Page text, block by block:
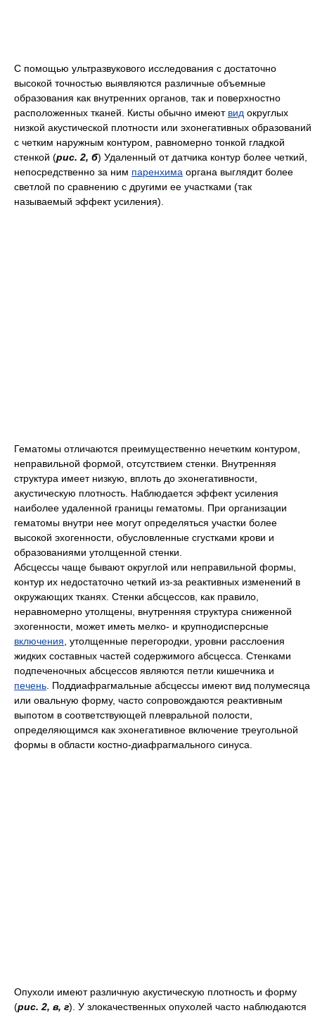
С помощью ультразвукового исследования с достаточно
высокой точностью выявляются различные объемные
образования как внутренних органов, так и поверхностно
расположенных тканей. Кисты обычно имеют вид округлых
низкой акустической плотности или эхонегативных образований
с четким наружным контуром, равномерно тонкой гладкой
стенкой (рис. 2, б) Удаленный от датчика контур более четкий,
непосредственно за ним паренхима органа выглядит более
светлой по сравнению с другими ее участками (так
называемый эффект усиления).
Гематомы отличаются преимущественно нечетким контуром,
неправильной формой, отсутствием стенки. Внутренняя
структура имеет низкую, вплоть до эхонегативности,
акустическую плотность. Наблюдается эффект усиления
наиболее удаленной границы гематомы. При организации
гематомы внутри нее могут определяться участки более
высокой эхогенности, обусловленные сгустками крови и
образованиями утолщенной стенки.
Абсцессы чаще бывают округлой или неправильной формы,
контур их недостаточно четкий из-за реактивных изменений в
окружающих тканях. Стенки абсцессов, как правило,
неравномерно утолщены, внутренняя структура сниженной
эхогенности, может иметь мелко- и крупнодисперсные
включения , утолщенные перегородки, уровни расслоения
жидких составных частей содержимого абсцесса. Стенками
подпеченочных абсцессов являются петли кишечника и
печень . Поддиафрагмальные абсцессы имеют вид полумесяца
или овальную форму, часто сопровождаются реактивным
выпотом в соответствующей плевральной полости,
определяющимся как эхонегативное включение треугольной
формы в области костно-диафрагмального синуса.
Опухоли имеют различную акустическую плотность и форму
(рис. 2, в, г). У злокачественных опухолей часто наблюдаются